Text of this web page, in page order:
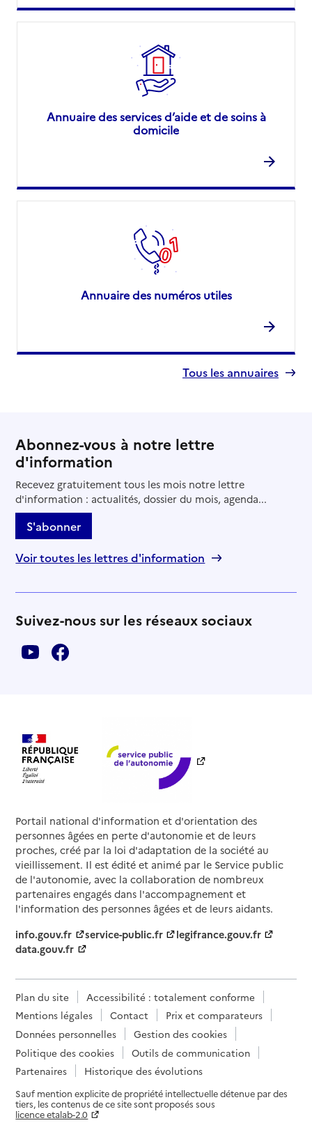
Annuaire des services d’aide et de soins à
domicile
Annuaire des numéros utiles
Tous les annuaires
Abonnez-vous à notre lettre
d'information
Recevez gratuitement tous les mois notre lettre
d'information : actualités, dossier du mois, agenda...
S'abonner
Voir toutes les lettres d'information
Suivez-nous sur les réseaux sociaux
Portail national d'information et d'orientation des
personnes âgées en perte d'autonomie et de leurs
proches, créé par la loi d'adaptation de la société au
vieillissement. Il est édité et animé par le Service public
de l'autonomie, avec la collaboration de nombreux
partenaires engagés dans l'accompagnement et
l'information des personnes âgées et de leurs aidants.
info.gouv.fr
service-public.fr
legifrance.gouv.fr
data.gouv.fr
Plan du site
Accessibilité : totalement conforme
Mentions légales
Contact
Prix et comparateurs
Données personnelles
Gestion des cookies
Politique des cookies
Outils de communication
Partenaires
Historique des évolutions
Sauf mention explicite de propriété intellectuelle détenue par des
tiers, les contenus de ce site sont proposés sous
licence etalab-2.0